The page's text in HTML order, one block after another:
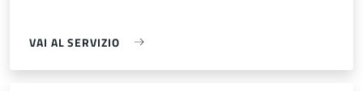
VAI AL SERVIZIO